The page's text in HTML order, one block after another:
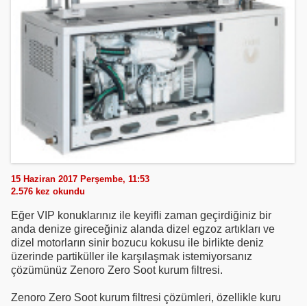
15 Haziran 2017 Perşembe, 11:53
2.576 kez okundu
Eğer VIP konuklarınız ile keyifli zaman geçirdiğiniz bir
anda denize gireceğiniz alanda dizel egzoz artıkları ve
dizel motorların sinir bozucu kokusu ile birlikte deniz
üzerinde partiküller ile karşılaşmak istemiyorsanız
çözümünüz Zenoro Zero Soot kurum filtresi.
Zenoro Zero Soot kurum filtresi çözümleri, özellikle kuru